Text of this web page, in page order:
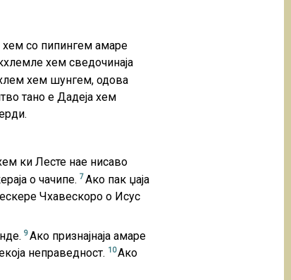
хем со пипингем амаре
хем сведочинаја
хем шунгем, одова
тано е Дадеја хем
ки Лесте нае нисаво
о чачипе. 7 Ако пак џаја
Чхавескоро о Исус
9 Ако признајнаја амаре
неправедност. 10Ако